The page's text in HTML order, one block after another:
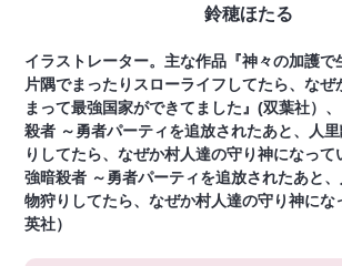
鈴穂ほたる
イラストレーター。主な作品『神々の加護で
片隅でまったりスローライフしてたら、なぜ
まって最強国家ができてました』(双葉社）
殺者 ～勇者パーティを追放されたあと、人
りしてたら、なぜか村人達の守り神になっ
強暗殺者 ～勇者パーティを追放されたあと
物狩りしてたら、なぜか村人達の守り神にな
英社）